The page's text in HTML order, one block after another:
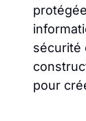
sécurité
pour